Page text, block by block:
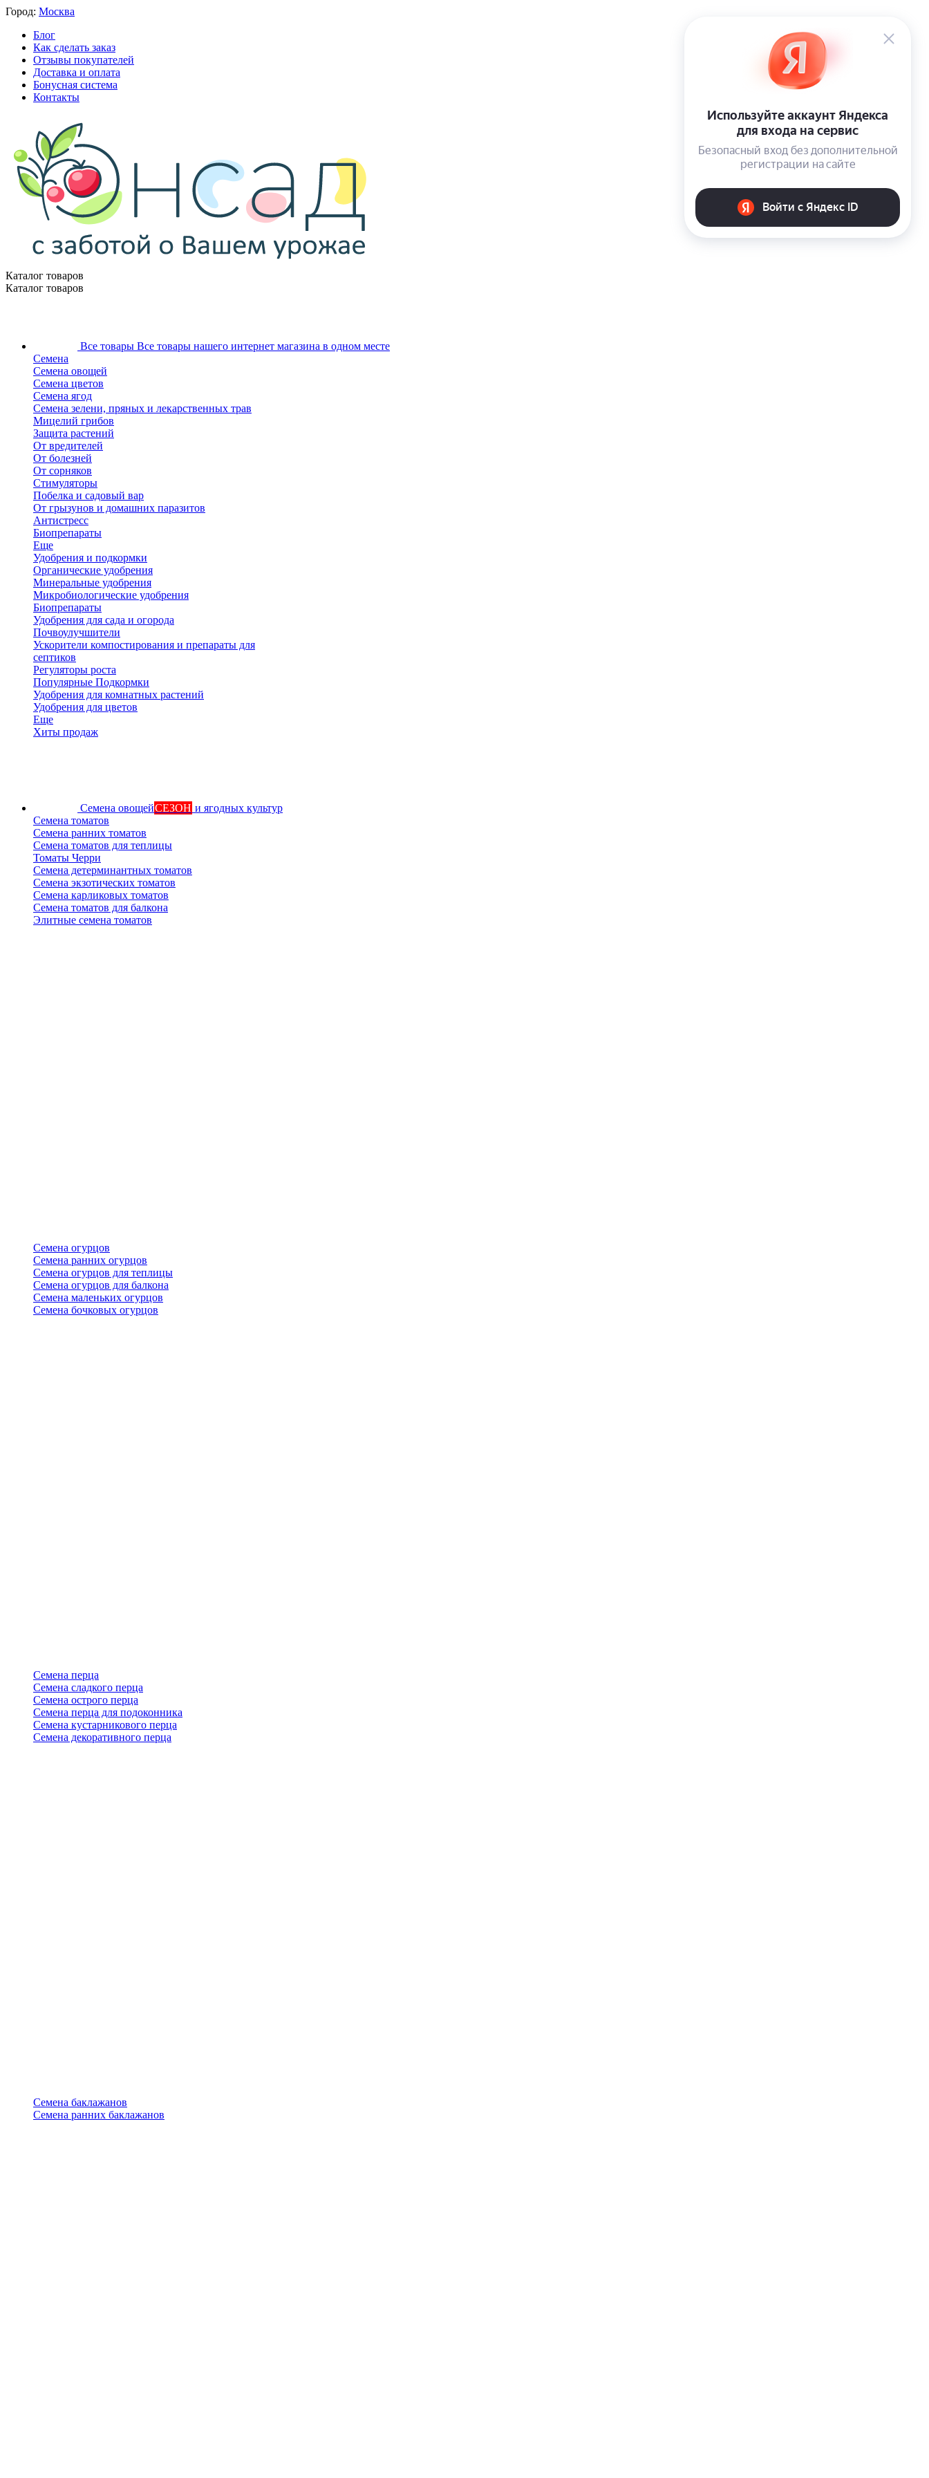
Город: Москва
Блог
Как сделать заказ
Отзывы покупателей
Доставка и оплата
Бонусная система
Контакты
Каталог товаров
Каталог товаров
Все товары Все товары нашего интернет магазина в одном месте
Семена
Семена овощей
Семена цветов
Семена ягод
Семена зелени, пряных и лекарственных трав
Мицелий грибов
Защита растений
От вредителей
От болезней
От сорняков
Стимуляторы
Побелка и садовый вар
От грызунов и домашних паразитов
Антистресс
Биопрепараты
Еще
Удобрения и подкормки
Органические удобрения
Минеральные удобрения
Микробиологические удобрения
Биопрепараты
Удобрения для сада и огорода
Почвоулучшители
Ускорители компостирования и препараты для
септиков
Регуляторы роста
Популярные Подкормки
Удобрения для комнатных растений
Удобрения для цветов
Еще
Хиты продаж
Семена овощейСЕЗОН и ягодных культур
Семена томатов
Семена ранних томатов
Семена томатов для теплицы
Томаты Черри
Семена детерминантных томатов
Семена экзотических томатов
Семена карликовых томатов
Семена томатов для балкона
Элитные семена томатов
Семена огурцов
Семена ранних огурцов
Семена огурцов для теплицы
Семена огурцов для балкона
Семена маленьких огурцов
Семена бочковых огурцов
Семена перца
Семена сладкого перца
Семена острого перца
Семена перца для подоконника
Семена кустарникового перца
Семена декоративного перца
Семена баклажанов
Семена ранних баклажанов